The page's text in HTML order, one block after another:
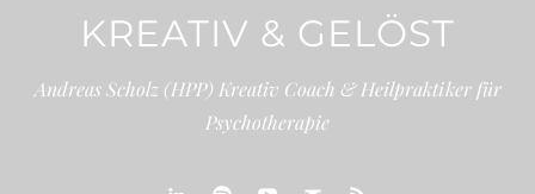
KREATIV & GELÖST
Andreas Scholz (HPP) Kreativ Coach & Heilpraktiker für
Psychotherapie